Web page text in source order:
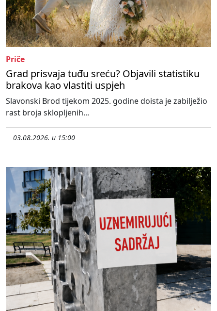
Priče
Grad prisvaja tuđu sreću? Objavili statistiku
brakova kao vlastiti uspjeh
Slavonski Brod tijekom 2025. godine doista je zabilježio
rast broja sklopljenih...
03.08.2026. u 15:00